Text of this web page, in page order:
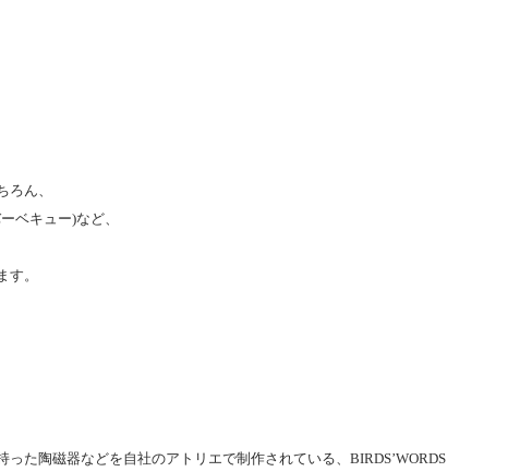
ん、
ベキュー)など、
。
た陶磁器などを自社のアトリエで制作されている、BIRDS’WORDS